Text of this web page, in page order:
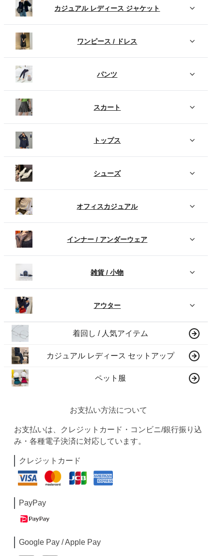
カジュアル レディース ジャケット
ワンピース / ドレス
パンツ
スカート
トップス
シューズ
オフィスカジュアル
インナー / アンダーウェア
雑貨 / 小物
アウター
着回し / 人気アイテム
カジュアル レディース セットアップ
ペット服
お支払い方法について
お支払いは、クレジットカード・コンビニ/銀行振り込
み・各種電子決済に対応しています。
クレジットカード
PayPay
Google Pay / Apple Pay